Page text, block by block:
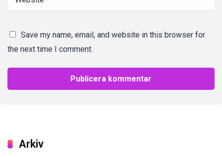
Save my name, email, and website in this browser for
the next time I comment.
Arkiv